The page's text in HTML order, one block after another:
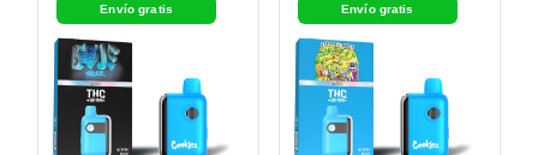
Envío gratis Envío gratis